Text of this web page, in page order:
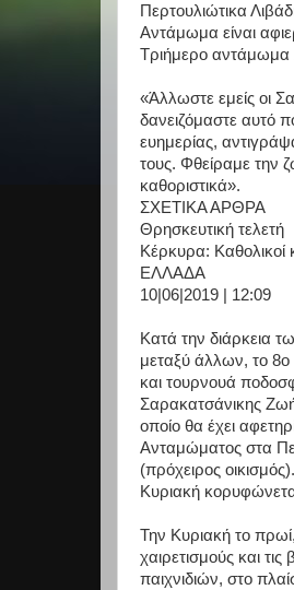
Περτουλιώτικα
Αντάμωμα είναι
Τριήμερο
«Άλλωστε εμείς οι
δανειζόμαστε αυτό
ευημερίας,
τους. Φθείραμε την
καθοριστικά».
ΣΧΕΤΙΚΑ ΑΡΘΡΑ
Θρησκευτική τελετή
Κέρκυρα: Καθολικοί
ΕΛΛΑΔΑ
10|06|2019 | 12:09
Κατά την διάρκεια
μεταξύ άλλων, το
και τουρνουά
Σαρακατσάνικης
οποίο θα έχει
Ανταμώματος στα
(πρόχειρος
Κυριακή
Την Κυριακή το
χαιρετισμούς και
παιχνιδιών, στο